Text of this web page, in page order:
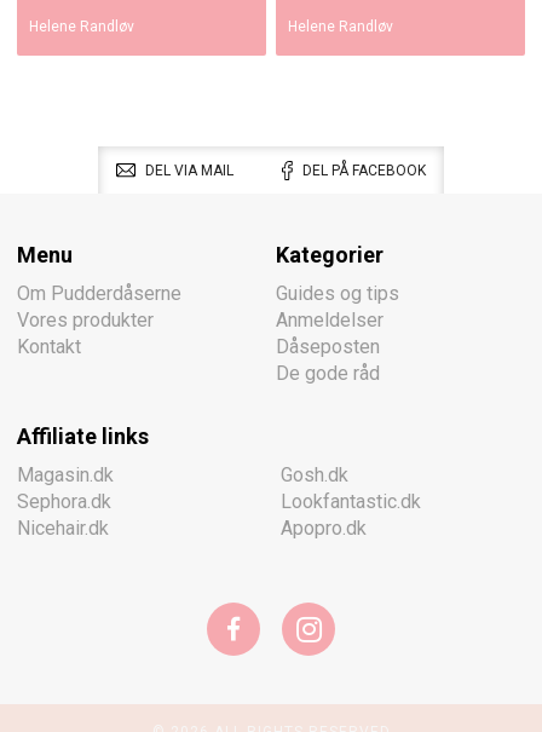
Helene Randløv Helene Randløv
DEL VIA MAIL DEL PÅ FACEBOOK
Menu
Om Pudderdåserne
Vores produkter
Kontakt
Kategorier
Guides og tips
Anmeldelser
Dåseposten
De gode råd
Affiliate links
Magasin.dk
Sephora.dk
Nicehair.dk
Gosh.dk
Lookfantastic.dk
Apopro.dk